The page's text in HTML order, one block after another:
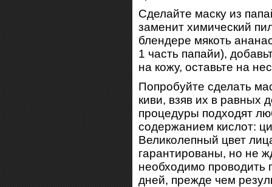
Сделайте маску из
заменит химический
блендере мякоть
1 часть папайи),
на кожу, оставьте на
Попробуйте сделать
киви, взяв их в равных
процедуры подходят
содержанием кислот:
Великолепный цвет
гарантированы, но не
необходимо проводить
дней, прежде чем